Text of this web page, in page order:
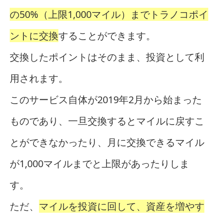
の50%（上限1,000マイル）までトラノコポイ
ントに交換することができます。
交換したポイントはそのまま、投資として利
用されます。
このサービス自体が2019年2月から始まった
ものであり、一旦交換するとマイルに戻すこ
とができなかったり、月に交換できるマイル
が1,000マイルまでと上限があったりしま
す。
ただ、 マイルを投資に回して、資産を増やす